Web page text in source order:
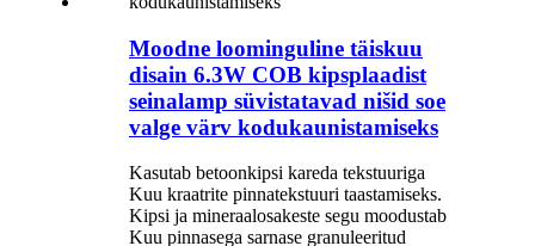
Moodne loominguline täiskuu
disain 6.3W COB kipsplaadist
seinalamp süvistatavad nišid soe
valge värv kodukaunistamiseks
Kasutab betoonkipsi kareda tekstuuriga
Kuu kraatrite pinnatekstuuri taastamiseks.
Kipsi ja mineraalosakeste segu moodustab
Kuu pinnasega sarnase granuleeritud